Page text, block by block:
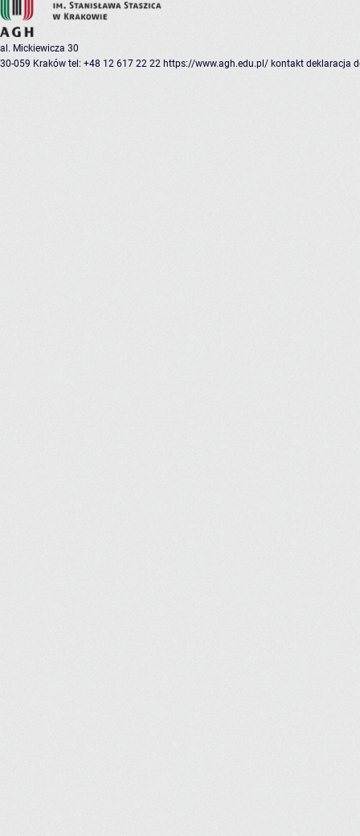
al. Mickiewicza 30
30-059 Kraków tel: +48 12 617 22 22 https://www.agh.edu.pl/ kontakt deklaracja